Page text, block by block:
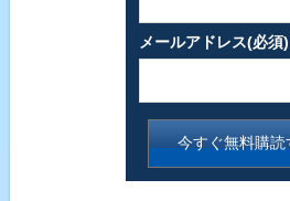
メールアドレス(必須)